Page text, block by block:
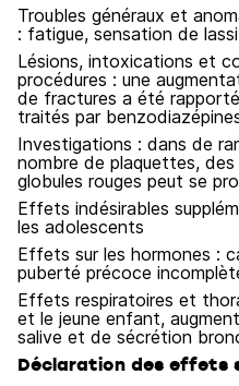
Troubles généraux et
: fatigue, sensation de
Lésions, intoxications et
procédures : une
de fractures a été
traités par
Investigations : dans de
nombre de plaquettes,
globules rouges peut se
Effets indésirables
les adolescents
Effets sur les hormones :
puberté précoce
Effets respiratoires et
et le jeune enfant,
salive et de sécrétion
Déclaration des effets